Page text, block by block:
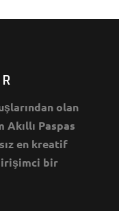
olan
Paspas
en kreatif
bir